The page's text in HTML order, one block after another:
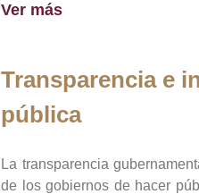
Ver más
Transparencia e
pública
La transparencia
de los gobiernos de hacer